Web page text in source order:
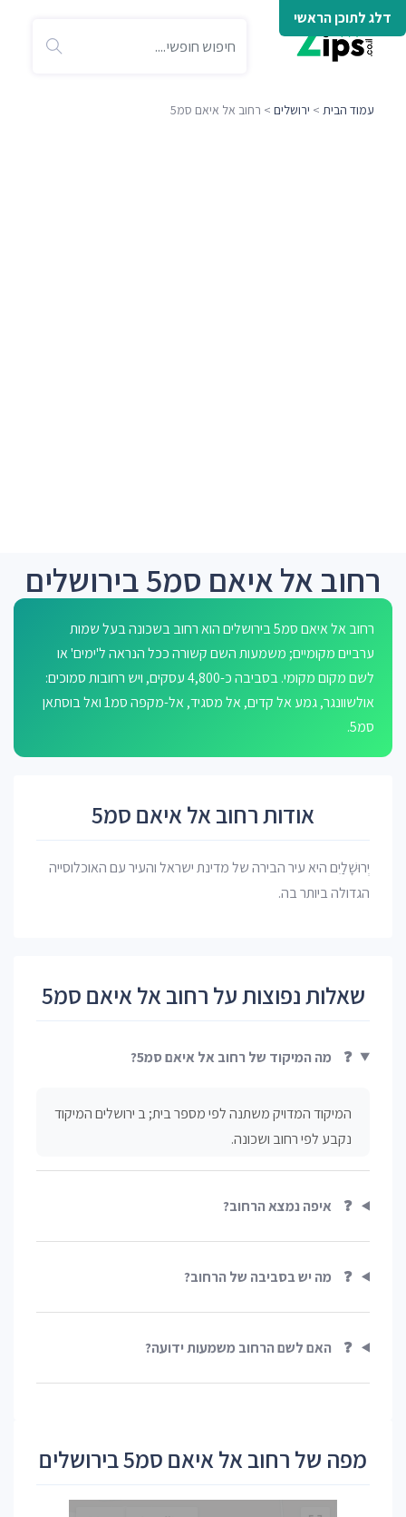
דלג לתוכן הראשי
עמוד הבית > ירושלים > רחוב אל איאם סמ5
רחוב אל איאם סמ5 בירושלים
רחוב אל איאם סמ5 בירושלים הוא רחוב בשכונה בעל שמות
ערביים מקומיים; משמעות השם קשורה ככל הנראה ל'ימים' או
לשם מקום מקומי. בסביבה כ-4,800 עסקים, ויש רחובות סמוכים:
אולשוונגר, גמע אל קדים, אל מסגיד, אל-מקפה סמ1 ואל בוסתאן
סמ5.
אודות רחוב אל איאם סמ5
יְרוּשָׁלַיִם היא עיר הבירה של מדינת ישראל והעיר עם האוכלוסייה
הגדולה ביותר בה.
שאלות נפוצות על רחוב אל איאם סמ5
❓ מה המיקוד של רחוב אל איאם סמ5?
המיקוד המדויק משתנה לפי מספר בית; ב ירושלים המיקוד
נקבע לפי רחוב ושכונה.
❓ איפה נמצא הרחוב?
❓ מה יש בסביבה של הרחוב?
❓ האם לשם הרחוב משמעות ידועה?
מפה של רחוב אל איאם סמ5 בירושלים